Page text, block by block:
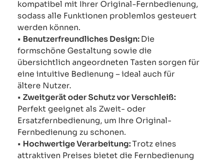
kompatibel mit Ihrer Original-Fernbedienung,
sodass alle Funktionen problemlos gesteuert
werden können.
• Benutzerfreundliches Design:Die
formschöne Gestaltung sowie die
übersichtlich angeordneten Tasten sorgen für
eine intuitive Bedienung – ideal auch für
ältere Nutzer.
• Zweitgerät oder Schutz vor Verschleiß:
Perfekt geeignet als Zweit- oder
Ersatzfernbedienung, um Ihre Original-
Fernbedienung zu schonen.
• Hochwertige Verarbeitung:Trotz eines
attraktiven Preises bietet die Fernbedienung